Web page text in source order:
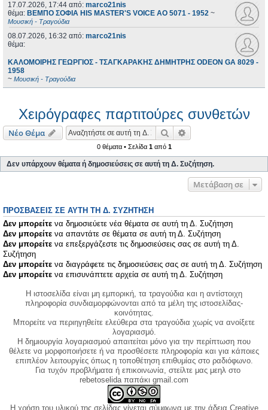
17.07.2026, 17:44 από: marco21nis
θέμα: ΒΕΜΠΟ ΣΟΦΙΑ HIS MASTER'S VOICE AO 5071 - 1952 ~
Μουσική - Τραγούδια
08.07.2026, 16:32 από: marco21nis
θέμα:
ΚΑΛΟΜΟΙΡΗΣ ΓΕΩΡΓΙΟΣ - ΤΣΑΓΚΑΡΑΚΗΣ ΔΗΜΗΤΡΗΣ ODEON GA 8029 -
1958
~ Μουσική - Τραγούδια
Χειρόγραφες παρτιτούρες συνθετών
Νέο Θέμα Αναζήτηση
0 θέματα • Σελίδα 1από 1
Δεν υπάρχουν θέματα ή δημοσιεύσεις σε αυτή τη Δ. Συζήτηση.
Μετάβαση σε
ΠΡΟΣΒΆΣΕΙΣ ΣΕ ΑΥΤΉ ΤΗ Δ. ΣΥΖΉΤΗΣΗ
Δεν μπορείτε να δημοσιεύετε νέα θέματα σε αυτή τη Δ. Συζήτηση
Δεν μπορείτε να απαντάτε σε θέματα σε αυτή τη Δ. Συζήτηση
Δεν μπορείτε να επεξεργάζεστε τις δημοσιεύσεις σας σε αυτή τη Δ.
Συζήτηση
Δεν μπορείτε να διαγράφετε τις δημοσιεύσεις σας σε αυτή τη Δ. Συζήτηση
Δεν μπορείτε να επισυνάπτετε αρχεία σε αυτή τη Δ. Συζήτηση
Η ιστοσελίδα είναι μη εμπορική, τα τραγούδια και η αντίστοιχη
πληροφορία συνδιαμορφώνονται από τα μέλη της ιστοσελίδας-
κοινότητας.
Μπορείτε να περιηγηθείτε ελεύθερα στα τραγούδια χωρίς να ανοίξετε
λογαριασμό.
Η δημιουργία λογαριασμού απαιτείται μόνο για την περίπτωση που
θέλετε να μορφοποιήσετε ή να προσθέσετε πληροφορία και για κάποιες
επιπλέον λειτουργίες όπως η τοποθέτηση επιθυμίας στο ραδιόφωνο.
Για τυχόν προβλήματα ή επικοινωνία, στείλτε μας μεηλ στο
rebetoselida παπάκι gmail.com
Η χρήση του υλικού της σελίδας γίνεται σύμφωνα με την άδεια Creative